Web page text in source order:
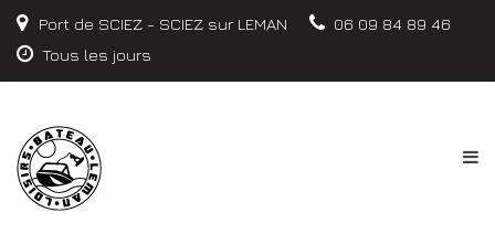
Port de SCIEZ - SCIEZ sur LEMAN
06 09 84 89 46
Tous les jours